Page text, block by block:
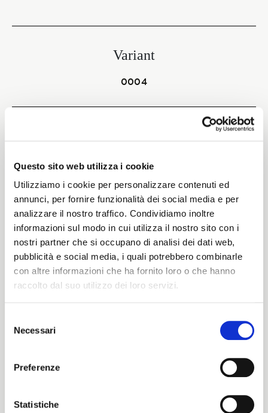
Questo sito web utilizza i cookie
Utilizziamo i cookie per personalizzare contenuti ed
annunci, per fornire funzionalità dei social media e per
analizzare il nostro traffico. Condividiamo inoltre
informazioni sul modo in cui utilizza il nostro sito con i
nostri partner che si occupano di analisi dei dati web,
pubblicità e social media, i quali potrebbero combinarle
con altre informazioni che ha fornito loro o che hanno
raccolto dal suo utilizzo dei loro servizi.
delNecessari
Preferenze
Statistiche
Variant
0004
380 G/MLIN
Height
150/152 CM